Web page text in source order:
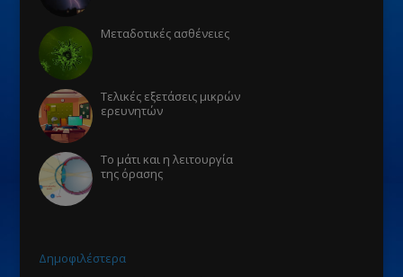
Μεταδοτικές ασθένειες
Τελικές εξετάσεις μικρών
ερευνητών
Το μάτι και η λειτουργία
της όρασης
Δημοφιλέστερα